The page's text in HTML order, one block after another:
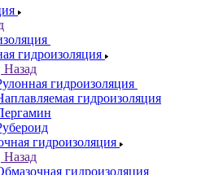
гидроизоляция
Назад
гидроизоляция
гидроизоляция
гидроизоляция
Назад
гидроизоляция